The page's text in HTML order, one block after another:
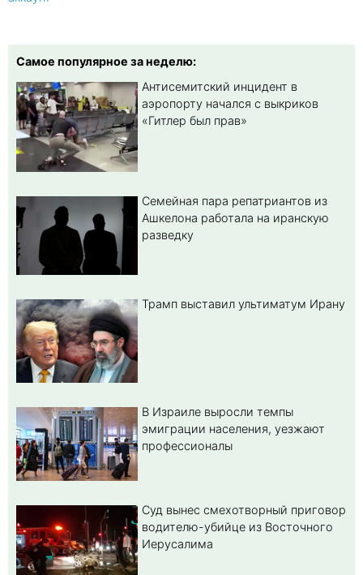
Самое популярное за неделю:
Антисемитский инцидент в
аэропорту начался с выкриков
«Гитлер был прав»
Семейная пара репатриантов из
Ашкелона работала на иранскую
разведку
Трамп выставил ультиматум Ирану
В Израиле выросли темпы
эмиграции населения, уезжают
профессионалы
Суд вынес смехотворный приговор
водителю-убийце из Восточного
Иерусалима